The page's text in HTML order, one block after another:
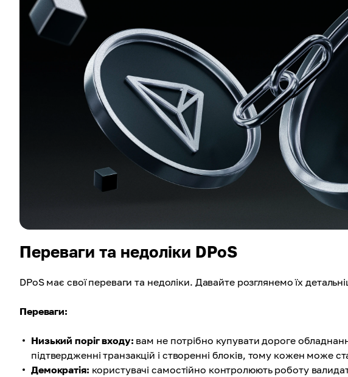
Переваги та недоліки DPoS
DPoS має свої переваги та недоліки. Давайте розглянемо їх
Переваги:
Низький поріг входу: вам не потрібно купувати дороге
підтвердженні транзакцій і створенні блоків, тому кожен може
Демократія: користувачі самостійно контролюють роботу